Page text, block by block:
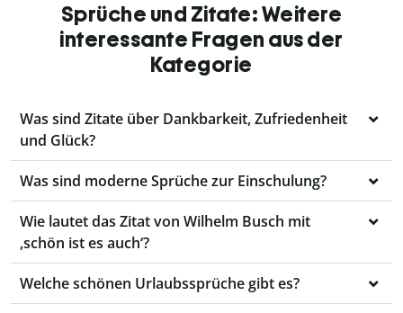
Sprüche und Zitate: Weitere
interessante Fragen aus der
Kategorie
Was sind Zitate über Dankbarkeit, Zufriedenheit
und Glück?
Was sind moderne Sprüche zur Einschulung?
Wie lautet das Zitat von Wilhelm Busch mit
‚schön ist es auch‘?
Welche schönen Urlaubssprüche gibt es?